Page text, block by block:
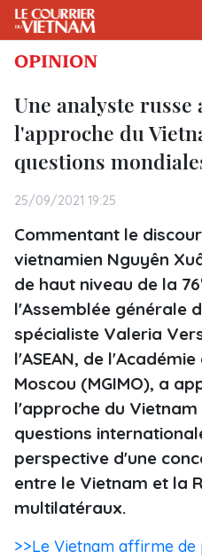
OPINION
Une analyste russe
l'approche du
questions
25/09/2021 19:25
Commentant le
vietnamien Nguyên
de haut niveau de la 76
l'Assemblée générale
spécialiste Valeria
l'ASEAN, de
Moscou (MGIMO), a
l'approche du
questions
perspective d'une
entre le Vietnam et la
multilatéraux.
>>Le Vietnam affirme